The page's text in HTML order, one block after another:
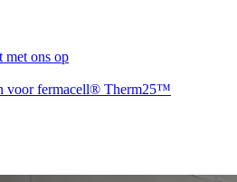
met ons op
voor fermacell® Therm25™